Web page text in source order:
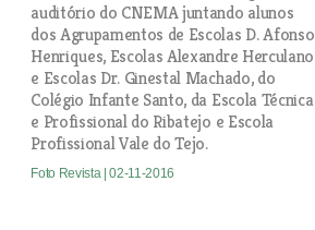
auditório do CNEMA juntando alunos
dos Agrupamentos de Escolas D. Afonso
Henriques, Escolas Alexandre Herculano
e Escolas Dr. Ginestal Machado, do
Colégio Infante Santo, da Escola Técnica
e Profissional do Ribatejo e Escola
Profissional Vale do Tejo.
Foto Revista | 02-11-2016